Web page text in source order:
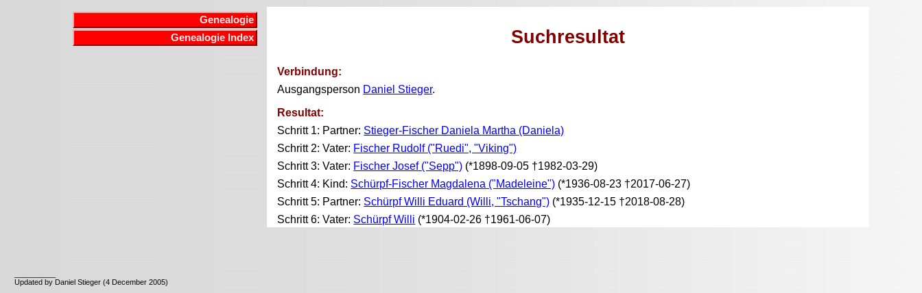
Genealogie
Genealogie Index
Suchresultat
Verbindung:
Ausgangsperson Daniel Stieger.
Resultat:
Schritt 1: Partner: Stieger-Fischer Daniela Martha (Daniela)
Schritt 2: Vater: Fischer Rudolf ("Ruedi", "Viking")
Schritt 3: Vater: Fischer Josef ("Sepp") (*1898-09-05 †1982-03-29)
Schritt 4: Kind: Schürpf-Fischer Magdalena ("Madeleine") (*1936-08-23 †2017-06-27)
Schritt 5: Partner: Schürpf Willi Eduard (Willi, "Tschang") (*1935-12-15 †2018-08-28)
Schritt 6: Vater: Schürpf Willi (*1904-02-26 †1961-06-07)
Updated by Daniel Stieger (4 December 2005)